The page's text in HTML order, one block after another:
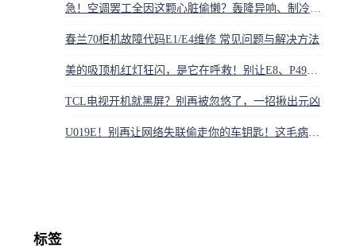
春兰70柜机故障代码E1/E4维修 常见问题与解决方法
TCL电视开机就黑屏？别再被忽悠了，一招揪出元凶
标签